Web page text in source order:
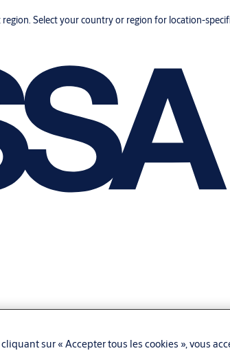
Select your country or region for location-
cliquant sur « Accepter tous les cookies », vous